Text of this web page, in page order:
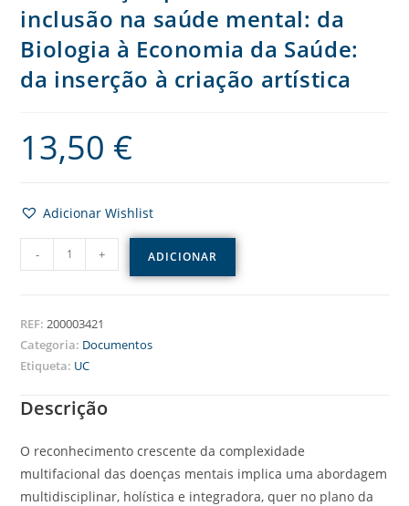
inclusão na saúde mental: da
Biologia à Economia da Saúde:
da inserção à criação artística
13,50 €
Adicionar Wishlist
- + ADICIONAR
REF: 200003421
Categoria: Documentos
Etiqueta: UC
Descrição
O reconhecimento crescente da complexidade
multifacional das doenças mentais implica uma abordagem
multidisciplinar, holística e integradora, quer no plano da